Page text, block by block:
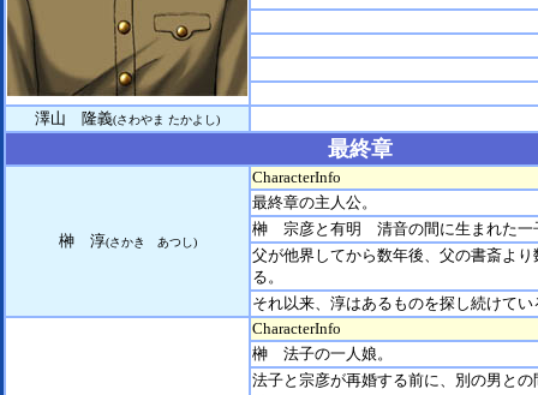
澤山 隆義(さわやま たかよし)
最終章
榊 淳(さかき あつし)
CharacterInfo
最終章の主人公。
榊 宗彦と有明 清音の間に生まれた一
父が他界してから数年後、父の書斎よ
る。
それ以来、淳はあるものを探し続けてい
CharacterInfo
榊 法子の一人娘。
法子と宗彦が再婚する前に、別の男と